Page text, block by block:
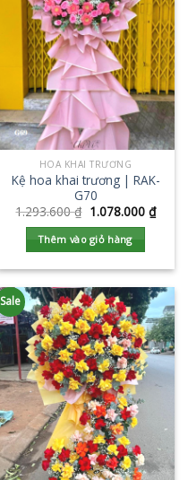
HOA KHAI TRƯƠNG
Kệ hoa khai trương | RAK-
G70
1.293.600₫ 1.078.000 ₫
Thêm vào giỏ hàng
Sale